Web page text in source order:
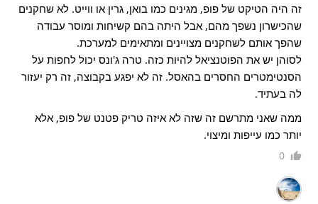
זה היה הטיקט של פופ, מגינים כמו בואן, גרין או ווייט. לא שחקנים
שהכישרון נשפך מהם, אבל היתה בהם קשיחות ומוסר עבודה
שהפך אותם לשחקנים מצויינים ומתאימים למערכת.
לסוהן יש את הפוטנציאל להיות כזה. טרה ג'ונס יכול לחפות על
הסנטימטרים החסרים בהאסל. זה לא יפגע בקבוצה, זה רק יעזור
לה בעתיד.
ממה שאני מתרשם זה שזה לא איזה טריק פטנט של פופ, אלא
יותר כמו עייפות ומיצוי.
0